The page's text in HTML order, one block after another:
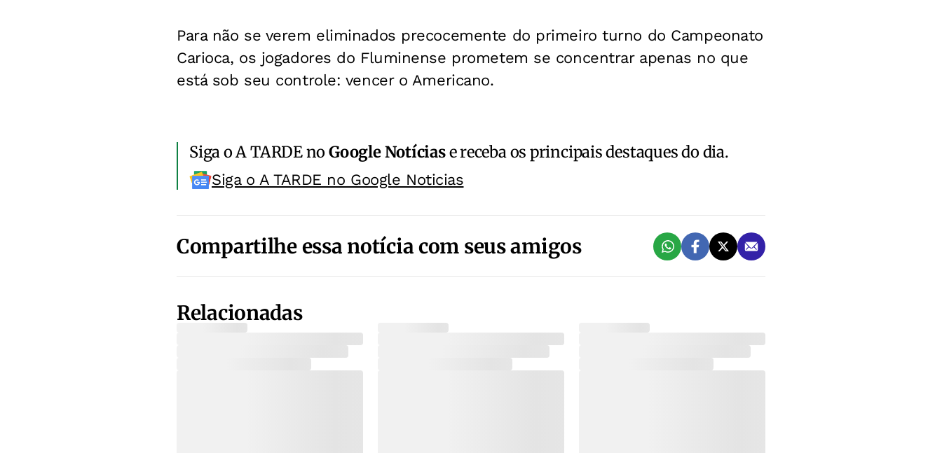
Para não se verem eliminados precocemente do primeiro turno do Campeonato
Carioca, os jogadores do Fluminense prometem se concentrar apenas no que
está sob seu controle: vencer o Americano.
Siga o A TARDE noGoogle Notíciase receba os principais destaques do dia.
Siga o A TARDE no Google Noticias
Compartilhe essa notícia com seus amigos
Relacionadas